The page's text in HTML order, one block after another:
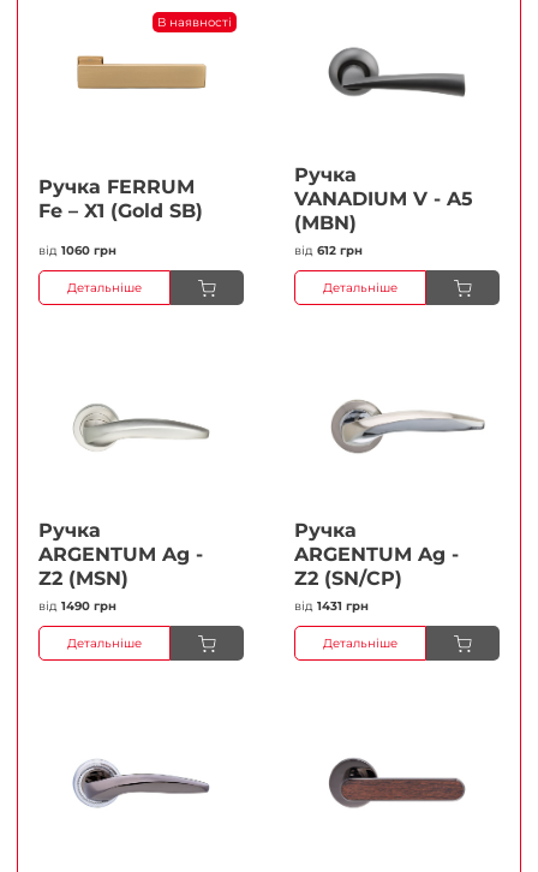
В наявності
Ручка FERRUМ
Fe – X1 (Gold SB)
від 1060 грн
Детальніше
Ручка
VANADIUM V - A5
(MBN)
від 612 грн
Детальніше
Ручка
ARGENTUM Ag -
Z2 (MSN)
від 1490 грн
Детальніше
Ручка
ARGENTUM Ag -
Z2 (SN/CP)
від 1431 грн
Детальніше